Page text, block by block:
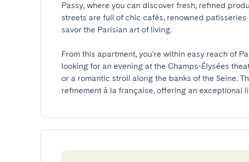
Passy, where you can discover fresh, refined
streets are full of chic cafés, renowned
savor the Parisian art of living.
From this apartment, you're within easy reach of
looking for an evening at the Champs-Élysées
or a romantic stroll along the banks of the Seine.
refinement à la française, offering an exceptional